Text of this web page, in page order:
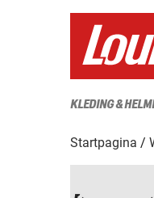
KLEDING &
Startpagina